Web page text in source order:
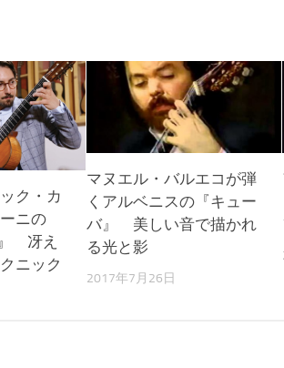
ク・カ
ニの
』 冴え
ニック
マヌエル・バルエコが弾
くアルベニスの『キュー
バ』 美しい音で描かれ
る光と影
2017年7月26日